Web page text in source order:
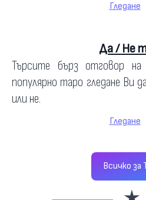
Гледане
Да / Не
Търсите бърз отговор на
популярно таро гледане Ви
или не.
Гледане
Всичко за